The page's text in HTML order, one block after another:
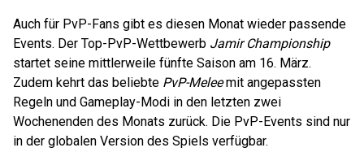
Auch für PvP-Fans gibt es diesen Monat wieder passende
Events. Der Top-PvP-Wettbewerb Jamir Championship
startet seine mittlerweile fünfte Saison am 16. März.
Zudem kehrt das beliebte PvP-Meleemit angepassten
Regeln und Gameplay-Modi in den letzten zwei
Wochenenden des Monats zurück. Die PvP-Events sind nur
in der globalen Version des Spiels verfügbar.